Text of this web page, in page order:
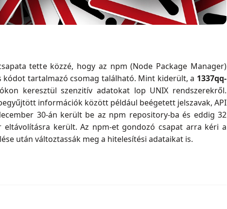
tette közzé, hogy az npm (Node Package Manager)
tartalmazó csomag található. Mint kiderült, a 1337qq-
keresztül szenzitív adatokat lop UNIX rendszerekről.
információk között például beégetett jelszavak, API
30-án került be az npm repository-ba és eddig 32
került. Az npm-et gondozó csapat arra kéri a
után változtassák meg a hitelesítési adataikat is.